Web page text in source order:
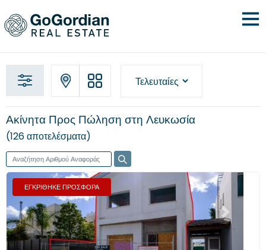
Ακίνητα Προς Πώληση στη Λευκωσία
126 αποτελέσματα
ΕΓΚΡΙΘΗΚΕ ΠΡΟΣΦΟΡΑ
Προηγούμενο Επόμενο